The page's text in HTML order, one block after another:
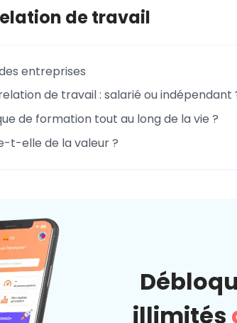
de travail
entreprises
de travail : salarié ou indépendant
de formation tout au long de la vie ?
t-elle de la valeur ?
illimités